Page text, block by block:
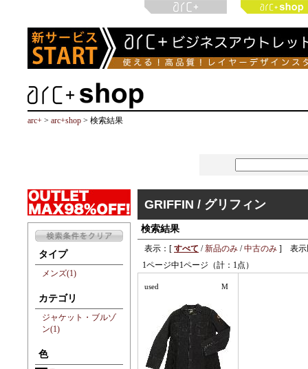
arc+ > arc+shop > 検索結果
タイプ
メンズ(1)
カテゴリ
ジャケット・ブルゾ
ン(1)
色
GRIFFIN / グリフィン
検索結果
表示：[ すべて /新品のみ /中古のみ ] 表示
1ページ中1ページ（計：1点）
used M